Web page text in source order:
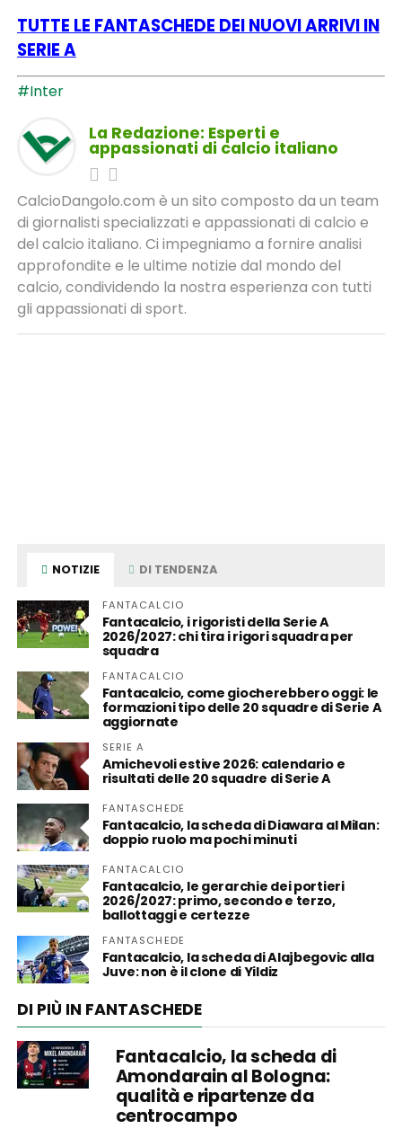
TUTTE LE FANTASCHEDE DEI NUOVI ARRIVI IN
SERIE A
#Inter
La Redazione: Esperti e
appassionati di calcio italiano
CalcioDangolo.com è un sito composto da un team
di giornalisti specializzati e appassionati di calcio e
del calcio italiano. Ci impegniamo a fornire analisi
approfondite e le ultime notizie dal mondo del
calcio, condividendo la nostra esperienza con tutti
gli appassionati di sport.
NOTIZIE DI TENDENZA
FANTACALCIO
Fantacalcio, i rigoristi della Serie A
2026/2027: chi tira i rigori squadra per
squadra
FANTACALCIO
Fantacalcio, come giocherebbero oggi: le
formazioni tipo delle 20 squadre di Serie A
aggiornate
SERIE A
Amichevoli estive 2026: calendario e
risultati delle 20 squadre di Serie A
FANTASCHEDE
Fantacalcio, la scheda di Diawara al Milan:
doppio ruolo ma pochi minuti
FANTACALCIO
Fantacalcio, le gerarchie dei portieri
2026/2027: primo, secondo e terzo,
ballottaggi e certezze
FANTASCHEDE
Fantacalcio, la scheda di Alajbegovic alla
Juve: non è il clone di Yildiz
DI PIÙ IN FANTASCHEDE
Fantacalcio, la scheda di
Amondarain al Bologna:
qualità e ripartenze da
centrocampo